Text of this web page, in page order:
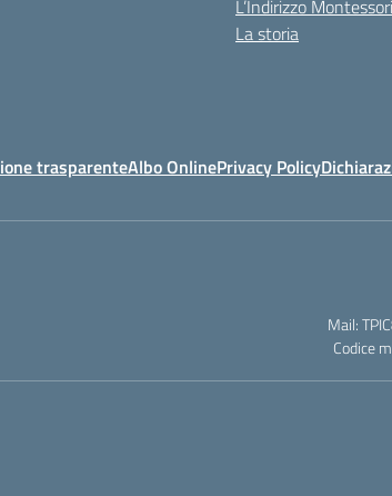
L’Indirizzo Montessori
La storia
trasparenteAlbo OnlinePrivacy Policy
Mail:
Codice